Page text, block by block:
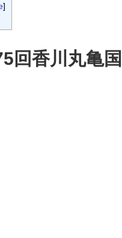
]
回香川丸亀